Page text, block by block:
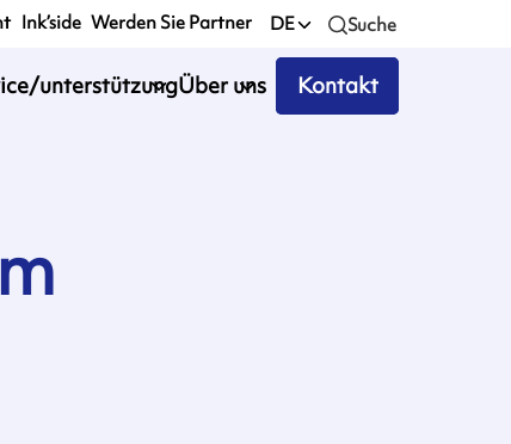
Ink’side Werden Sie Partner DE Suche
unterstützungÜber uns Kontakt